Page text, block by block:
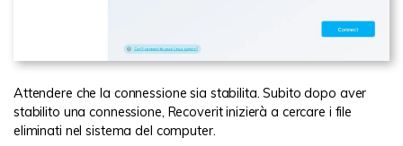
Attendere che la connessione sia stabilita. Subito dopo aver
stabilito una connessione, Recoverit inizierà a cercare i file
eliminati nel sistema del computer.